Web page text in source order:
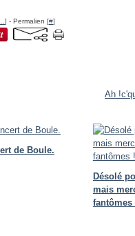
] - Permalien [#]
Ah
de Boule.
Désolé
mais
fantômes